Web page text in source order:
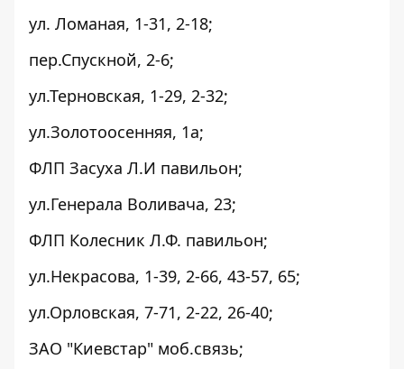
ул. Ломаная, 1-31, 2-18;
пер.Спускной, 2-6;
ул.Терновская, 1-29, 2-32;
ул.Золотоосенняя, 1а;
ФЛП Засуха Л.И павильон;
ул.Генерала Воливача, 23;
ФЛП Колесник Л.Ф. павильон;
ул.Некрасова, 1-39, 2-66, 43-57, 65;
ул.Орловская, 7-71, 2-22, 26-40;
ЗАО "Киевстар" моб.связь;